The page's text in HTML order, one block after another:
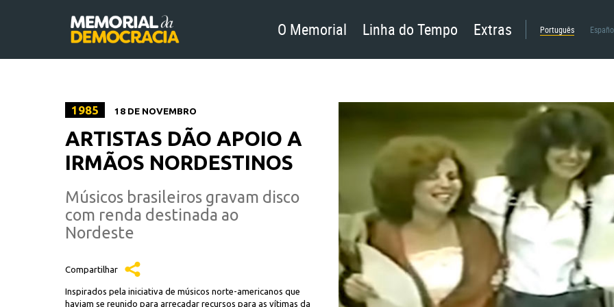
O Memorial Linha do Tempo Extras Português
1985 18 DE NOVEMBRO
ARTISTAS DÃO APOIO A
IRMÃOS NORDESTINOS
Músicos brasileiros gravam disco
com renda destinada ao
Nordeste
Compartilhar
Inspirados pela iniciativa de músicos norte-americanos que
haviam se reunido para arrecadar recursos para as vítimas da